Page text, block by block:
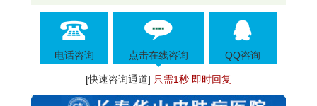
电话咨询 点击在线咨询 QQ咨询
[快速咨询通道] 只需1秒 即时回复